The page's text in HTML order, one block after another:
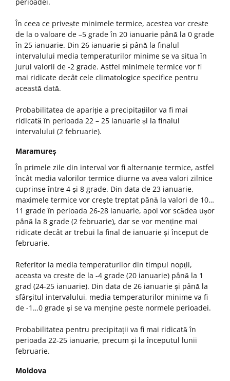
În ceea ce privește minimele termice, acestea vor crește
de la o valoare de –5 grade în 20 ianuarie până la 0 grade
în 25 ianuarie. Din 26 ianuarie și până la finalul
intervalului media temperaturilor minime se va situa în
jurul valorii de -2 grade. Astfel minimele termice vor fi
mai ridicate decât cele climatologice specifice pentru
această dată.
Probabilitatea de apariție a precipitațiilor va fi mai
ridicată în perioada 22 – 25 ianuarie și la finalul
intervalului (2 februarie).
Maramureș
În primele zile din interval vor fi alternanțe termice, astfel
încât media valorilor termice diurne va avea valori zilnice
cuprinse între 4 și 8 grade. Din data de 23 ianuarie,
maximele termice vor crește treptat până la valori de 10…
11 grade în perioada 26-28 ianuarie, apoi vor scădea ușor
până la 8 grade (2 februarie), dar se vor menține mai
ridicate decât ar trebui la final de ianuarie și început de
februarie.
Referitor la media temperaturilor din timpul nopții,
aceasta va crește de la -4 grade (20 ianuarie) până la 1
grad (24-25 ianuarie). Din data de 26 ianuarie și până la
sfârșitul intervalului, media temperaturilor minime va fi
de -1…0 grade și se va menține peste normele perioadei.
Probabilitatea pentru precipitații va fi mai ridicată în
perioada 22-25 ianuarie, precum și la începutul lunii
februarie.
Moldova